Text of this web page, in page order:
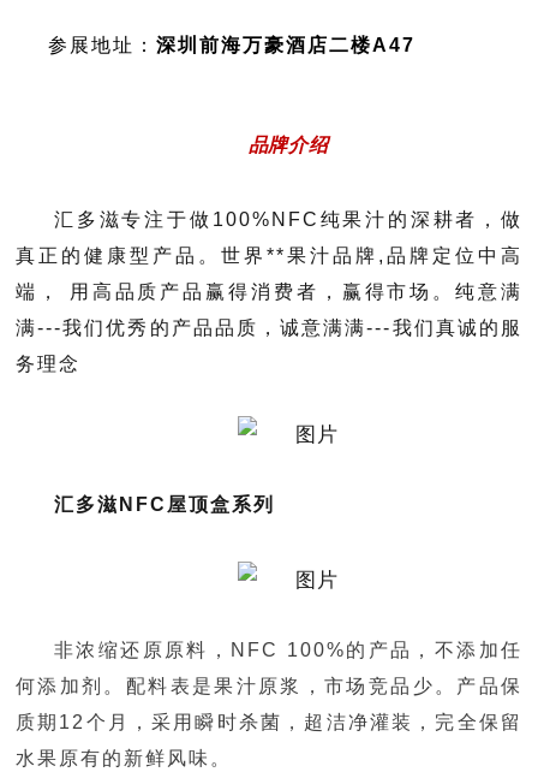
参展地址： 深圳前海万豪酒店二楼A47
品牌介绍
汇多滋专注于做100%NFC纯果汁的深耕者，做
真正的健康型产品。世界**果汁品牌,品牌定位中高
端， 用高品质产品赢得消费者，赢得市场。纯意满
满---我们优秀的产品品质，诚意满满---我们真诚的服
务理念
汇多滋 NFC 屋顶盒系列
非浓缩还原原料，NFC 100%的产品，不添加任
何添加剂。配料表是果汁原浆，市场竞品少。产品保
质期12个月，采用瞬时杀菌，超洁净灌装，完全保留
水果原有的新鲜风味。